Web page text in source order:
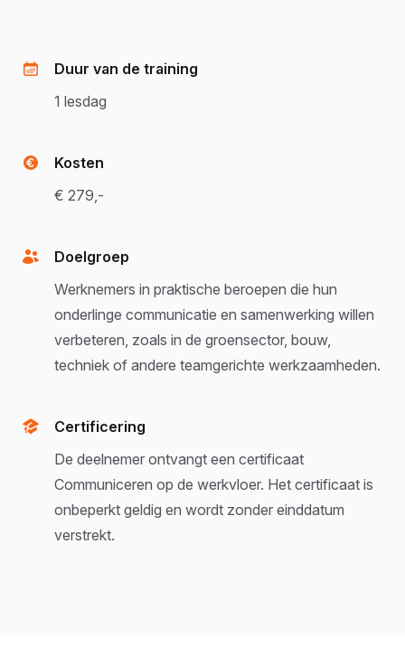
Duur van de training
1 lesdag
Kosten
€ 279,-
Doelgroep
Werknemers in praktische beroepen die hun
onderlinge communicatie en samenwerking willen
verbeteren, zoals in de groensector, bouw,
techniek of andere teamgerichte werkzaamheden.
Certificering
De deelnemer ontvangt een certificaat
Communiceren op de werkvloer. Het certificaat is
onbeperkt geldig en wordt zonder einddatum
verstrekt.